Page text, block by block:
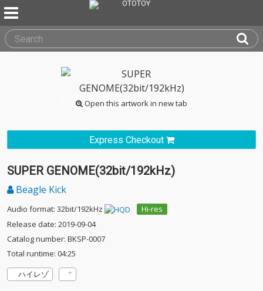
Open this artwork in new tab
Express Checkout
SUPER GENOME(32bit/192kHz)
Beagle Kick
Audio format: 32bit/192kHz
Hi-res
Release date: 2019-09-04
Catalog number: BKSP-0007
Total runtime: 04:25
ハイレゾ